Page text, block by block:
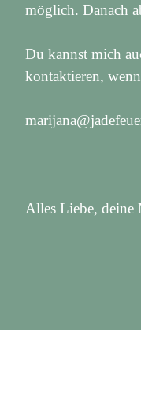
möglich. Danach
Du kannst mich
kontaktieren,
Alles Liebe, deine